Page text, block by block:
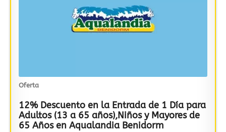
Oferta
12% Descuento en la Entrada de 1 Día para
Adultos (13 a 65 años),Niños y Mayores de
65 Años en Aqualandia Benidorm